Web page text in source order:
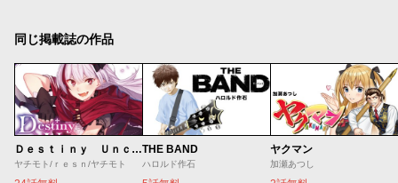
同じ掲載誌の作品
Ｄｅｓｔｉｎｙ Ｕｎｃｈａｉｎ Ｏｎｌｉｎｅ 吸血鬼少女となって、やがて『赤の魔王』と呼ばれるようになりました
ヤチモト/ｒｅｓｎ/ヤチモト
THE BAND
ハロルド作石
ヤクマン
加瀬あつし